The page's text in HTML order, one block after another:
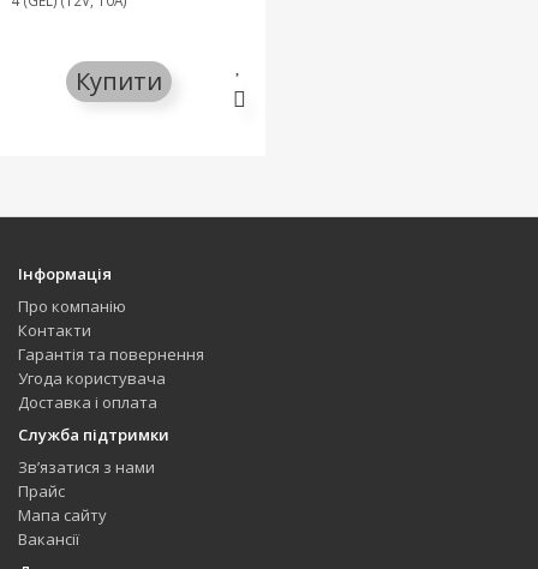
Купити
Інформація
Про компанію
Контакти
Гарантія та повернення
Угода користувача
Доставка і оплата
Служба підтримки
Зв’язатися з нами
Прайс
Мапа сайту
Вакансії